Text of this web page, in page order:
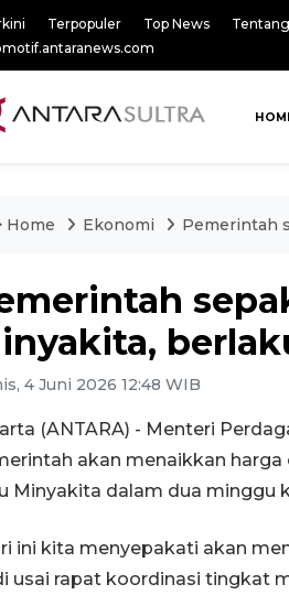
Terpopuler Top News
Home Ekonomi Pemerintah
4 Juni 2026 12:48 WIB
(ANTARA) - Menteri
akan menaikkan
Minyakita dalam dua minggu
ini kita menyepakati akan
usai rapat koordinasi tingkat